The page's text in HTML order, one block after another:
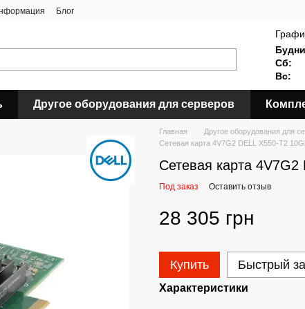
Блог
Сб:
Вс:
Другое оборудования для серверов
Главная Другое оборудования для
Сетевая карта 4V7G2 DELL X550-T2
Сетевая карта
Под заказ Оставить отзыв
28 305 грн
Купить Быстрый
Характеристики